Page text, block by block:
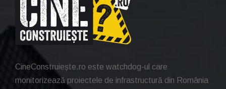
CineConstruiește.ro este watchdog-ul care
monitorizează proiectele de infrastructură din România